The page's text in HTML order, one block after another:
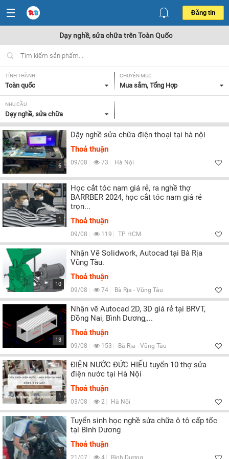
Đăng tin
Dạy nghề, sửa chữa trên Toàn Quốc
TỈNH THÀNH
Toàn quốc
CHUYÊN MỤC
Mua sắm, Tổng Hợp
NHU CẦU
Dạy nghề, sửa chữa
6
Dậy nghề sửa chữa điện thoại tại hà nội
Thoả thuận
09/08 73 Hà Nội
1
Học cắt tóc nam giá rẻ, ra nghề thợ
BARRBER 2024, học cắt tóc nam giá rẻ
trọn...
Thoả thuận
09/08 119 TP HCM
10
Nhận Vẽ Solidwork, Autocad tại Bà Rịa
Vũng Tàu.
Thoả thuận
09/08 74 Bà Rịa - Vũng Tàu
13
Nhận vẽ Autocad 2D, 3D giá rẻ tại BRVT,
Đồng Nai, Bình Dương,...
Thoả thuận
09/08 153 Bà Rịa - Vũng Tàu
1
ĐIỆN NƯỚC ĐỨC HIẾU tuyển 10 thợ sửa
điện nước tại Hà Nội
Thoả thuận
03/08 2 Hà Nội
1
Tuyển sinh học nghề sửa chữa ô tô cấp tốc
tại Bình Dương
Thoả thuận
21/07 4 Bình Dương